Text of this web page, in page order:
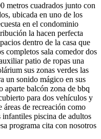
metros cuadrados junto con
ubicada en uno de los
en el condominio
la hacen perfecta
dentro de la casa que
completos sala comedor dos
patio de ropas una
sus zonas verdes las
un sonido mágico en sus
aparte balcón zona de bbq
para dos vehículos y
de recreación como
piscina de adultos
programa cita con nosotros